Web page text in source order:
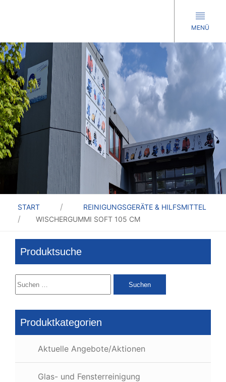
MENÜ
START
REINIGUNGSGERÄTE & HILFSMITTEL
WISCHERGUMMI SOFT 105 CM
Produktsuche
Suchen
nach:
Produktkategorien
Aktuelle Angebote/Aktionen
Glas- und Fensterreinigung